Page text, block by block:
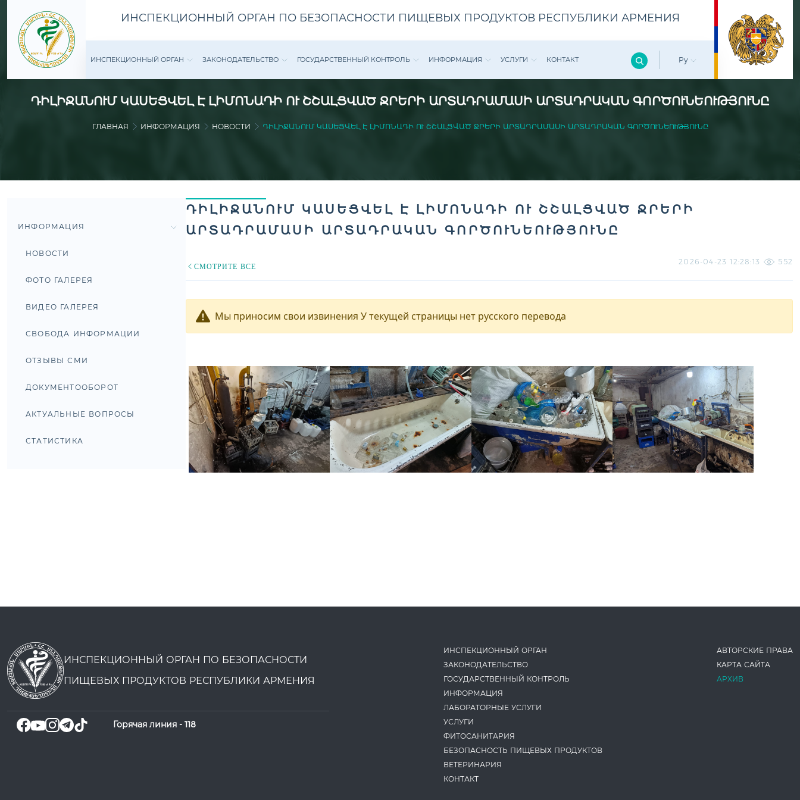
ИНСПЕКЦИОННЫЙ ОРГАН ПО БЕЗОПАСНОСТИ ПИЩЕВЫХ ПРОДУКТОВ РЕСПУБЛИКИ АРМЕНИЯ
ИНСПЕКЦИОННЫЙ ОРГАН ЗАКОНОДАТЕ­ЛЬСТВО ГОСУДАРСТВЕННЫЙ КОНТРОЛЬ ИНФОРМАЦИЯ УСЛУГИ КОНТАКТ Ру
ԴԻԼԻՋԱՆՈՒՄ ԿԱՍԵՑՎԵԼ Է ԼԻՄՈՆԱԴԻ ՈՒ ՇՇԱԼՑՎԱԾ ՋՐԵՐԻ ԱՐՏԱԴՐԱՄԱՍԻ ԱՐՏԱԴՐԱԿԱՆ ԳՈՐԾՈՒՆԵՈՒԹՅՈՒՆԸ
ГЛАВНАЯ ИНФОРМАЦИЯ НОВОСТИ ԴԻԼԻՋԱՆՈՒՄ ԿԱՍԵՑՎԵԼ Է ԼԻՄՈՆԱԴԻ ՈՒ ՇՇԱԼՑՎԱԾ ՋՐԵՐԻ ԱՐՏԱԴՐԱՄԱՍԻ ԱՐՏԱԴՐԱԿԱՆ ԳՈՐԾՈՒՆԵՈՒԹՅՈՒՆԸ
ИНФОРМАЦИЯ
НОВОСТИ
ФОТО ГАЛЕРЕЯ
ВИДЕО ГАЛЕРЕЯ
СВОБОДА ИНФОРМАЦИИ
ОТЗЫВЫ СМИ
ДОКУМЕНТООБОРОТ
АКТУАЛЬНЫЕ ВОПРОСЫ
СТАТИСТИКА
ԴԻԼԻՋԱՆՈՒՄ ԿԱՍԵՑՎԵԼ Է ԼԻՄՈՆԱԴԻ ՈՒ ՇՇԱԼՑՎԱԾ ՋՐԵՐԻ
ԱՐՏԱԴՐԱՄԱՍԻ ԱՐՏԱԴՐԱԿԱՆ ԳՈՐԾՈՒՆԵՈՒԹՅՈՒՆԸ
СМОТРИТЕ ВСЕ
2026-04-23 12:28:13 552
Мы приносим свои извинения У текущей страницы нет русского перевода
ИНСПЕКЦИОННЫЙ ОРГАН ПО БЕЗОПАСНОСТИ
ПИЩЕВЫХ ПРОДУКТОВ РЕСПУБЛИКИ АРМЕНИЯ
Горячая линия - 118
ИНСПЕКЦИОННЫЙ ОРГАН
ЗАКОНОДАТЕ­ЛЬСТВО
ГОСУДАРСТВЕННЫЙ КОНТРОЛЬ
ИНФОРМАЦИЯ
ЛАБОРАТОРНЫЕ УСЛУГИ
УСЛУГИ
ФИТОСАНИТАРИЯ
БЕЗОПАСНОСТЬ ПИЩЕВЫХ ПРОДУКТОВ
ВЕТЕРИНАРИЯ
КОНТАКТ
АВТОРСКИЕ ПРАВА
КАРТА САЙТА
АРХИВ